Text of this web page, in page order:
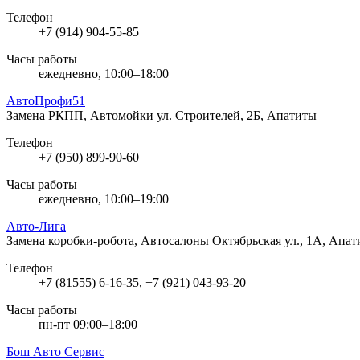
Телефон
+7 (914) 904-55-85
Часы работы
ежедневно, 10:00–18:00
АвтоПрофи51
Замена РКПП, Автомойки ул. Строителей, 2Б, Апатиты
Телефон
+7 (950) 899-90-60
Часы работы
ежедневно, 10:00–19:00
Авто-Лига
Замена коробки-робота, Автосалоны Октябрьская ул., 1А,
Телефон
+7 (81555) 6-16-35, +7 (921) 043-93-20
Часы работы
пн-пт 09:00–18:00
Бош Авто Сервис